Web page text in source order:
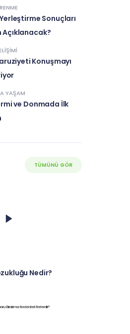
Sonuçları
Açıklanacak?
Konuşmayı
YAŞAM
ve Donmada İlk
TÜMÜNÜ GÖR
Nedir?